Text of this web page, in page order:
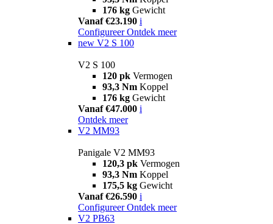
176 kg Gewicht
Vanaf €23.190 i
Configureer Ontdek meer
new V2 S 100
V2 S 100
120 pk Vermogen
93,3 Nm Koppel
176 kg Gewicht
Vanaf €47.000 i
Ontdek meer
V2 MM93
Panigale V2 MM93
120,3 pk Vermogen
93,3 Nm Koppel
175,5 kg Gewicht
Vanaf €26.590 i
Configureer Ontdek meer
V2 PB63